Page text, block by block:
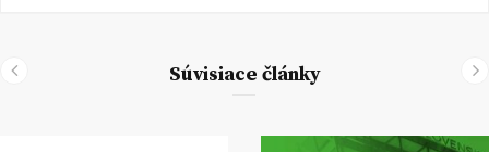
Súvisiace články